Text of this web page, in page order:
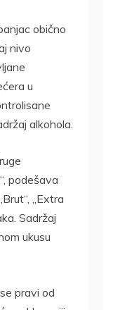
obično
nivo
u
alkohola.
podešava
„Extra
Sadržaj
ukusu
pravi od